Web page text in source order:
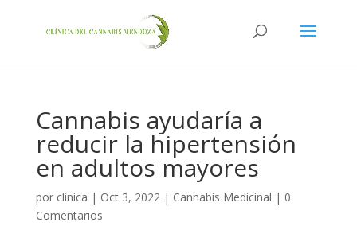
Cannabis ayudaría a
reducir la hipertensión
en adultos mayores
por clinica | Oct 3, 2022| Cannabis Medicinal | 0
Comentarios